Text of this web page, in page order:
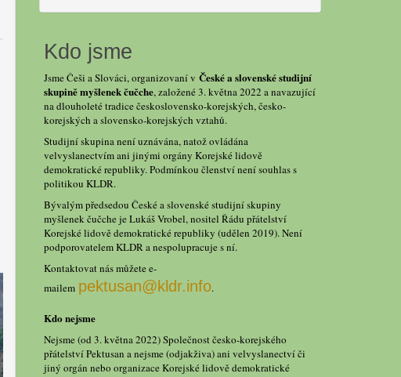
Kdo jsme
Jsme Češi a Slováci, organizovaní v České a slovenské studijní
skupině myšlenek čučche, založené 3. května 2022 a navazující
na dlouholeté tradice československo-korejských, česko-
korejských a slovensko-korejských vztahů.
Studijní skupina není uznávána, natož ovládána
velvyslanectvím ani jinými orgány Korejské lidově
demokratické republiky. Podmínkou členství není souhlas s
politikou KLDR.
Bývalým předsedou České a slovenské studijní skupiny
myšlenek čučche je Lukáš Vrobel, nositel Řádu přátelství
Korejské lidově demokratické republiky (udělen 2019). Není
podporovatelem KLDR a nespolupracuje s ní.
Kontaktovat nás můžete e-
mailem pektusan@kldr.info.
Kdo nejsme
Nejsme (od 3. května 2022) Společnost česko-korejského
přátelství Pektusan a nejsme (odjakživa) ani velvyslanectví či
jiný orgán nebo organizace Korejské lidově demokratické